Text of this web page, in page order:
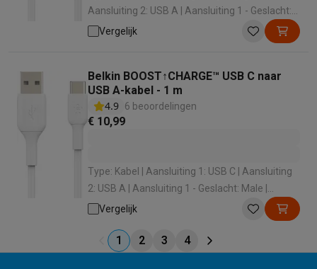
Aansluiting 2: USB A | Aansluiting 1 - Geslacht:
Male | Aansluiting 2 - Geslacht: Male
Vergelijk
Belkin BOOST↑CHARGE™ USB C naar
USB A-kabel - 1 m
4.9 6 beoordelingen
€ 10,99
Type: Kabel | Aansluiting 1: USB C | Aansluiting
2: USB A | Aansluiting 1 - Geslacht: Male |
Aansluiting 2 - Geslacht: Male
Vergelijk
1 2 3 4